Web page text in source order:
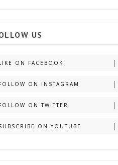
US
ON FACEBOOK
ON INSTAGRAM
ON TWITTER
ON YOUTUBE